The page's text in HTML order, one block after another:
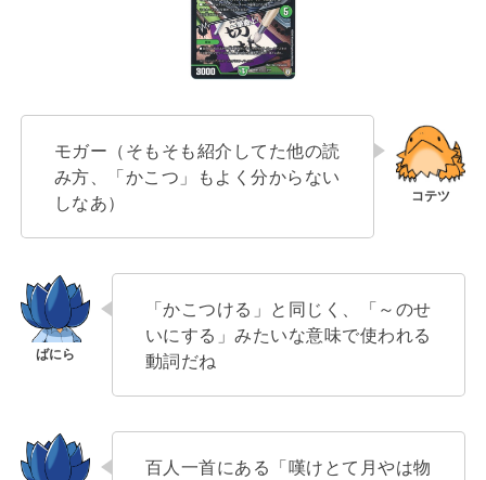
モガー（そもそも紹介してた他の読
み方、「かこつ」もよく分からない
しなあ）
「かこつける」と同じく、「～のせ
いにする」みたいな意味で使われる
動詞だね
百人一首にある「嘆けとて月やは物